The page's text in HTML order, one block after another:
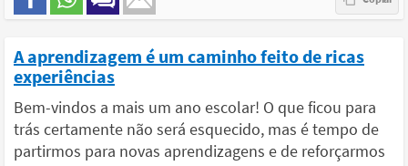
A aprendizagem é um caminho feito de ricas
experiências
Bem-vindos a mais um ano escolar! O que ficou para
trás certamente não será esquecido, mas é tempo de
partirmos para novas aprendizagens e de reforçarmos